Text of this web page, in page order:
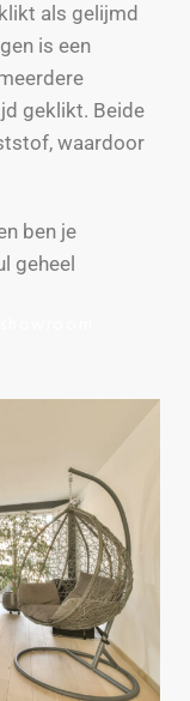
als gelijmd
is een
geklikt. Beide
waardoor
ben je
geheel